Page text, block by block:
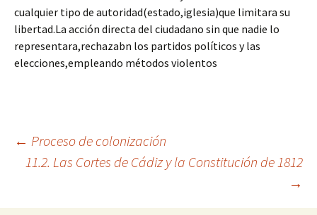
cualquier tipo de autoridad(estado,iglesia)que limitara su
libertad.La acción directa del ciudadano sin que nadie lo
representara,rechazabn los partidos políticos y las
elecciones,empleando métodos violentos
Navegación
← Proceso de colonización
11.2. Las Cortes de Cádiz y la Constitución de 1812
→